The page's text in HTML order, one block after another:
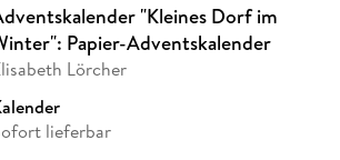
"Kleines Dorf im
Papier-Adventskalender
Lörcher
lieferbar